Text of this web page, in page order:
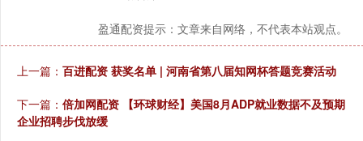
盈通配资提示：文章来自网络，不代表本站观点。
上一篇： 百进配资 获奖名单 | 河南省第八届知网杯答题竞赛活动
下一篇： 倍加网配资 【环球财经】美国8月ADP就业数据不及预期
企业招聘步伐放缓